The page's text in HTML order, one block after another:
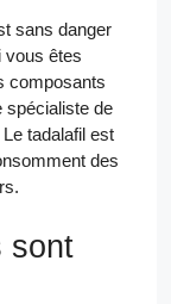
sans danger
vous êtes
composants
spécialiste de
tadalafil est
des
sont